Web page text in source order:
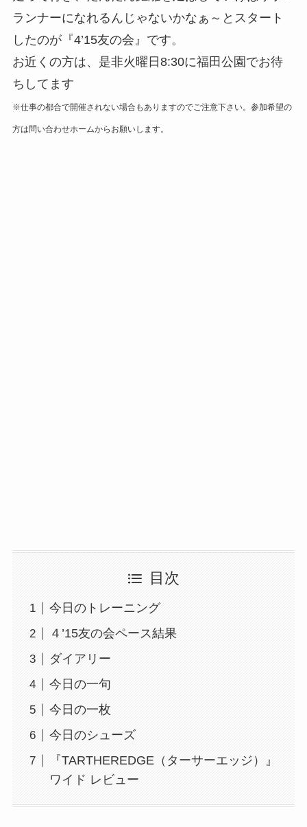
ランナーになれるんじゃないかなぁ～とスタート
したのが『4’15友の会』です。
お近くの方は、是非火曜日8:30に福田公園でお待
ちしてます
※仕事の都合で開催されない場合もありますのでご注意下さい。参加希望の
方は問い合わせホームからお願いします。
目次
今日のトレーニング
４’15友の会ペース結果
ダイアリー
今日の一句
今日の一枚
今日のシューズ
『TARTHEREDGE（ターサーエッジ）』
ワイド レビュー